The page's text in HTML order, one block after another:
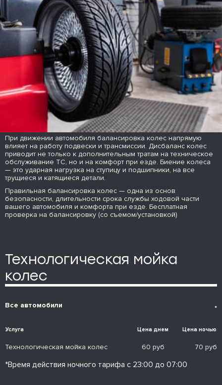
При движении автомобиля балансировка колес напрямую
влияет на работу подвески и трансмиссии. Дисбаланс колес
приводит не только к дополнительным тратам на техническое
обслуживание ТС, но и на комфорт при езде. Биение колеса
— это ударная нагрузка на ступицу и подшипники, на все
трущиеся и катящиеся детали.
Правильная балансировка колес — одна из основ
безопасности, длительности срока службы ходовой части
вашего автомобиля и комфорта при езде. Бесплатная
проверка на балансировку (со съемом/установкой)
Технологическая мойка
колес
Все автомобили *
Услуга Цена днем Цена ночью
Технологическая мойка колес 60 руб 70 руб
*Время действия ночного тарифа с 23:00 до 07:00